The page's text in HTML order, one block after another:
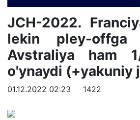
JCH-2022.
lekin pley-
Avstraliya ham
o'ynaydi (+yakuniy
01.12.2022 02:23 1422